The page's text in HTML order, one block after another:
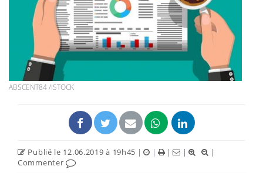
ABSCENT84 /ISTOCK
Publié le 12.06.2019 à 19h45 | | | |
|
Commenter